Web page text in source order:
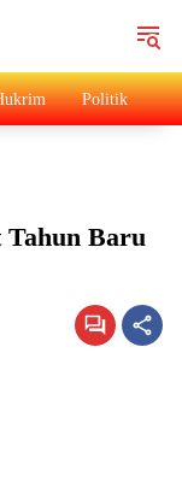
Politik
Tahun Baru